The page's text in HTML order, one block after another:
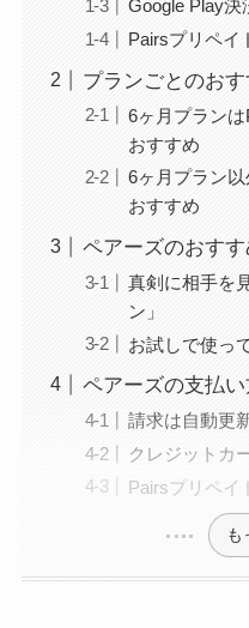
Google Play決
Pairsプリペイ
プランごとのお
6ヶ月プラン
おすすめ
6ヶ月プラン
おすすめ
ペアーズのおす
真剣に相手を
ン」
お試しで使っ
ペアーズの支払
請求は自動更
クレジットカ
Pairsプリペイ
も